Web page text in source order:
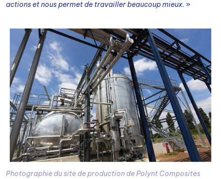
actions et nous permet de travailler beaucoup mieux. »
Photographie du site de production de Polynt Composites